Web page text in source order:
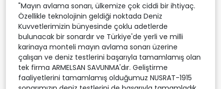
"Mayın avlama sonarı, ülkemize çok ciddi bir ihtiyaç.
Özellikle teknolojinin geldiği noktada Deniz
Kuvvetlerimizin bünyesinde çoklu adetlerde
bulunacak bir sonardır ve Türkiye'de yerli ve milli
karinaya monteli mayın avlama sonarı üzerine
çalışan ve deniz testlerini başarıyla tamamlamış olan
tek firma ARMELSAN SAVUNMA'dır. Geliştirme
faaliyetlerini tamamlamış olduğumuz NUSRAT-1915